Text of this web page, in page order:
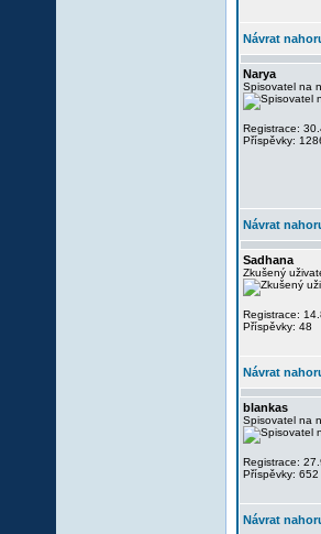
Návrat
Narya
Spisovatel na
Registrace:
Příspěvky:
Návrat
Sadhana
Zkušený
Registrace:
Příspěvky: 48
Návrat
blankas
Spisovatel na
Registrace:
Příspěvky: 652
Návrat